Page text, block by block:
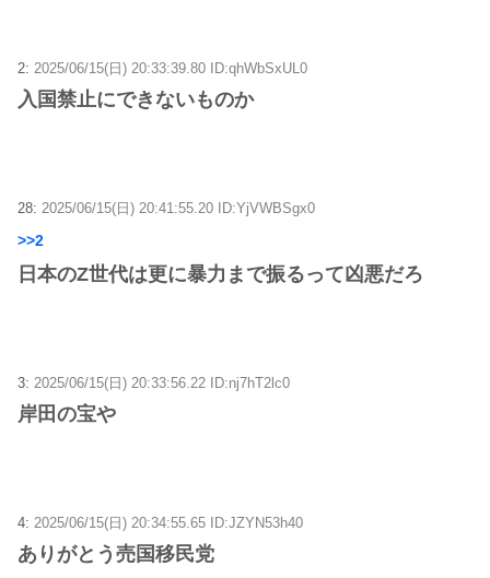
2: 2025/06/15(日) 20:33:39.80 ID:qhWbSxUL0
入国禁止にできないものか
28: 2025/06/15(日) 20:41:55.20 ID:YjVWBSgx0
>>2
日本のZ世代は更に暴力まで振るって凶悪だろ
3: 2025/06/15(日) 20:33:56.22 ID:nj7hT2lc0
岸田の宝や
4: 2025/06/15(日) 20:34:55.65 ID:JZYN53h40
ありがとう売国移民党